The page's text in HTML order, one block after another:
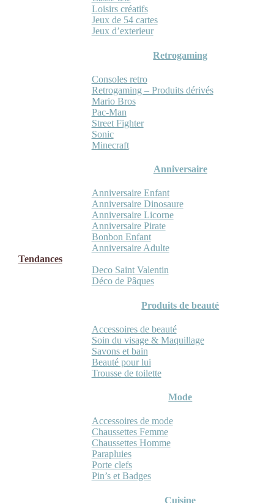
Loisirs créatifs
Jeux de 54 cartes
Jeux d’exterieur
Retrogaming
Consoles retro
Retrogaming – Produits dérivés
Mario Bros
Pac-Man
Street Fighter
Sonic
Minecraft
Anniversaire
Anniversaire Enfant
Anniversaire Dinosaure
Anniversaire Licorne
Anniversaire Pirate
Bonbon Enfant
Anniversaire Adulte
Tendances
Deco Saint Valentin
Déco de Pâques
Produits de beauté
Accessoires de beauté
Soin du visage & Maquillage
Savons et bain
Beauté pour lui
Trousse de toilette
Mode
Accessoires de mode
Chaussettes Femme
Chaussettes Homme
Parapluies
Porte clefs
Pin’s et Badges
Cuisine